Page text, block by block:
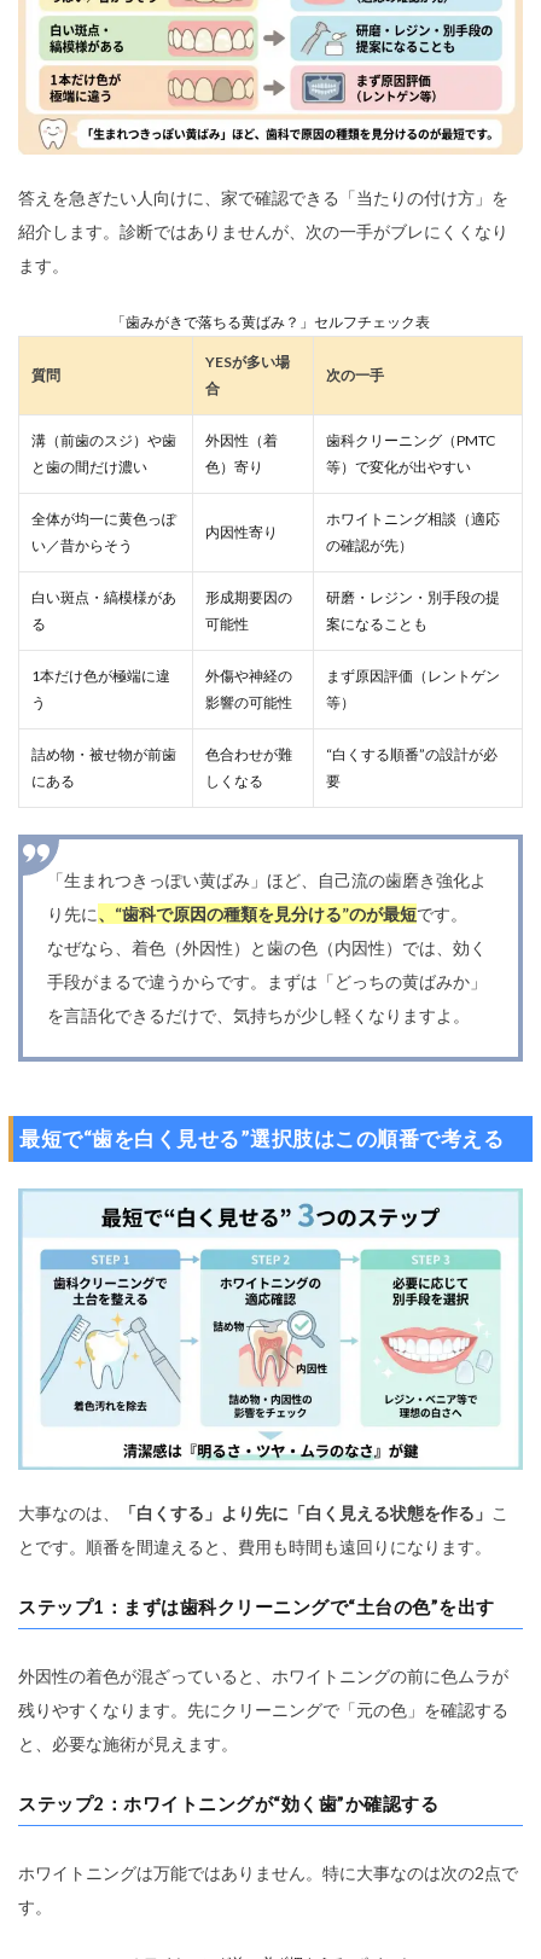
答えを急ぎたい人向けに、家で確認できる「当たりの付け方」を
紹介します。診断ではありませんが、次の一手がブレにくくなり
ます。
「歯みがきで落ちる黄ばみ？」セルフチェック表
質問
YESが多い場
合
次の一手
溝（前歯のスジ）や歯
と歯の間だけ濃い
外因性（着
色）寄り
歯科クリーニング（PMTC
等）で変化が出やすい
全体が均一に黄色っぽ
い／昔からそう
内因性寄り
ホワイトニング相談（適応
の確認が先）
白い斑点・縞模様があ
る
形成期要因の
可能性
研磨・レジン・別手段の提
案になることも
1本だけ色が極端に違
う
外傷や神経の
影響の可能性
まず原因評価（レントゲン
等）
詰め物・被せ物が前歯
にある
色合わせが難
しくなる
“白くする順番”の設計が必
要
「生まれつきっぽい黄ばみ」ほど、自己流の歯磨き強化よ
り先に、“歯科で原因の種類を見分ける”のが最短です。
なぜなら、着色（外因性）と歯の色（内因性）では、効く
手段がまるで違うからです。まずは「どっちの黄ばみか」
を言語化できるだけで、気持ちが少し軽くなりますよ。
最短で“歯を白く見せる”選択肢はこの順番で考える
大事なのは、 「白くする」より先に「白く見える状態を作る」 こ
とです。順番を間違えると、費用も時間も遠回りになります。
ステップ1：まずは歯科クリーニングで“土台の色”を出す
外因性の着色が混ざっていると、ホワイトニングの前に色ムラが
残りやすくなります。先にクリーニングで「元の色」を確認する
と、必要な施術が見えます。
ステップ2：ホワイトニングが“効く歯”か確認する
ホワイトニングは万能ではありません。特に大事なのは次の2点で
す。